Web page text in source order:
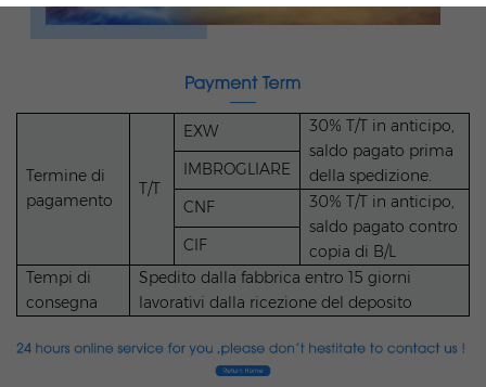
Termine di
pagamento
T/T
EXW
30% T/T in anticipo,
saldo pagato prima
della spedizione.
IMBROGLIARE
CNF
30% T/T in anticipo,
saldo pagato contro
copia di B/L
CIF
Tempi di
consegna
Spedito dalla fabbrica entro 15 giorni
lavorativi dalla ricezione del deposito